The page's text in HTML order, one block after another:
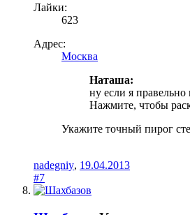
Лайки:
623
Адрес:
Москва
Наташа:
ну если я
Нажмите, чтобы
Укажите точный пирог
nadegniy, 19.04.2013
#7